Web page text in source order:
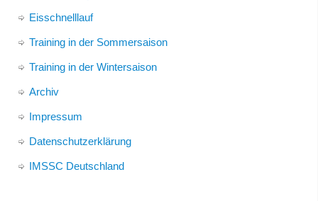
Eisschnelllauf
Training in der Sommersaison
Training in der Wintersaison
Archiv
Impressum
Datenschutzerklärung
IMSSC Deutschland